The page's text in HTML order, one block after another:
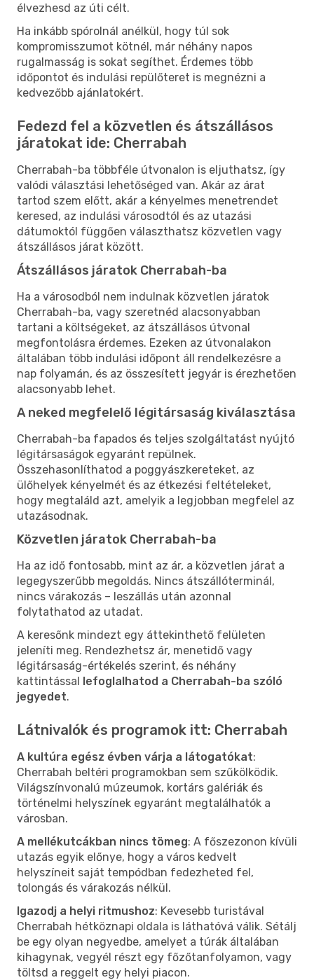
élvezhesd az úti célt.
Ha inkább spórolnál anélkül, hogy túl sok
kompromisszumot kötnél, már néhány napos
rugalmasság is sokat segíthet. Érdemes több
időpontot és indulási repülőteret is megnézni a
kedvezőbb ajánlatokért.
Fedezd fel a közvetlen és átszállásos
járatokat ide: Cherrabah
Cherrabah-ba többféle útvonalon is eljuthatsz, így
valódi választási lehetőséged van. Akár az árat
tartod szem előtt, akár a kényelmes menetrendet
keresed, az indulási városodtól és az utazási
dátumoktól függően választhatsz közvetlen vagy
átszállásos járat között.
Átszállásos járatok Cherrabah-ba
Ha a városodból nem indulnak közvetlen járatok
Cherrabah-ba, vagy szeretnéd alacsonyabban
tartani a költségeket, az átszállásos útvonal
megfontolásra érdemes. Ezeken az útvonalakon
általában több indulási időpont áll rendelkezésre a
nap folyamán, és az összesített jegyár is érezhetően
alacsonyabb lehet.
A neked megfelelő légitársaság kiválasztása
Cherrabah-ba fapados és teljes szolgáltatást nyújtó
légitársaságok egyaránt repülnek.
Összehasonlíthatod a poggyászkereteket, az
ülőhelyek kényelmét és az étkezési feltételeket,
hogy megtaláld azt, amelyik a legjobban megfelel az
utazásodnak.
Közvetlen járatok Cherrabah-ba
Ha az idő fontosabb, mint az ár, a közvetlen járat a
legegyszerűbb megoldás. Nincs átszállóterminál,
nincs várakozás – leszállás után azonnal
folytathatod az utadat.
A keresőnk mindezt egy áttekinthető felületen
jeleníti meg. Rendezhetsz ár, menetidő vagy
légitársaság-értékelés szerint, és néhány
kattintással lefoglalhatod a Cherrabah-ba szóló
jegyedet.
Látnivalók és programok itt: Cherrabah
A kultúra egész évben várja a látogatókat:
Cherrabah beltéri programokban sem szűkölködik.
Világszínvonalú múzeumok, kortárs galériák és
történelmi helyszínek egyaránt megtalálhatók a
városban.
A mellékutcákban nincs tömeg: A főszezonon kívüli
utazás egyik előnye, hogy a város kedvelt
helyszíneit saját tempódban fedezheted fel,
tolongás és várakozás nélkül.
Igazodj a helyi ritmushoz: Kevesebb turistával
Cherrabah hétköznapi oldala is láthatóvá válik. Sétálj
be egy olyan negyedbe, amelyet a túrák általában
kihagynak, vegyél részt egy főzőtanfolyamon, vagy
töltsd a reggelt egy helyi piacon.